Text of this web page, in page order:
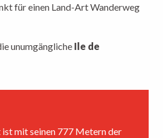
für einen Land-Art Wanderweg
unumgängliche Ile de
mit seinen 777 Metern der